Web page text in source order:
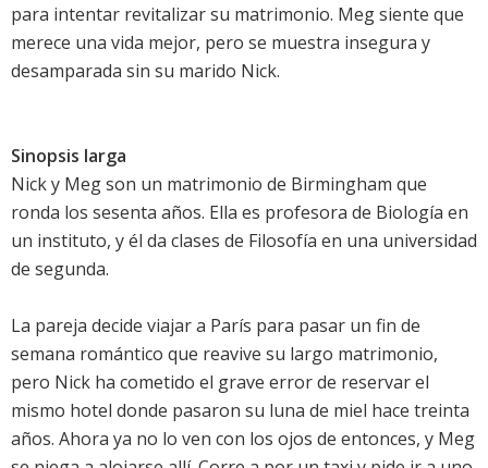
para intentar revitalizar su matrimonio. Meg siente que
merece una vida mejor, pero se muestra insegura y
desamparada sin su marido Nick.
Sinopsis larga
Nick y Meg son un matrimonio de Birmingham que
ronda los sesenta años. Ella es profesora de Biología en
un instituto, y él da clases de Filosofía en una universidad
de segunda.
La pareja decide viajar a París para pasar un fin de
semana romántico que reavive su largo matrimonio,
pero Nick ha cometido el grave error de reservar el
mismo hotel donde pasaron su luna de miel hace treinta
años. Ahora ya no lo ven con los ojos de entonces, y Meg